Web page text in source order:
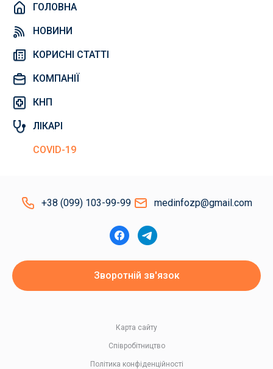
ГОЛОВНА
НОВИНИ
КОРИСНІ СТАТТІ
КОМПАНІЇ
КНП
ЛІКАРІ
COVID-19
+38 (099) 103-99-99 medinfozp@gmail.com
Зворотній зв'язок
Політика конфіденційності
Співробітництво
Карта сайту